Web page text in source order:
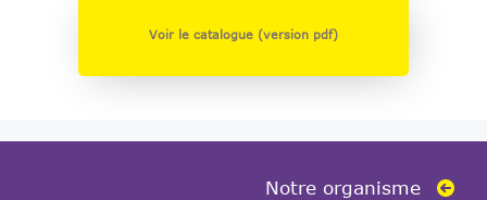
Voir le catalogue (version pdf)
Notre organisme